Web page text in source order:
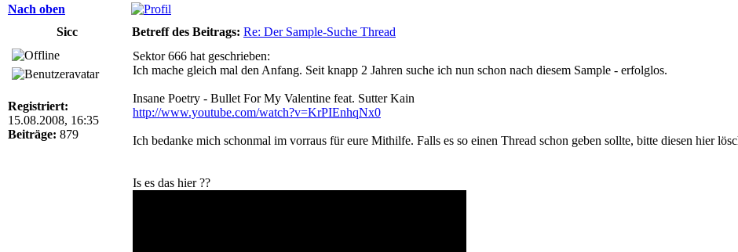
Nach oben
Sicc
Betreff des Beitrags: Re: Der Sample-Suche Thread
Registriert:
15.08.2008, 16:35
Beiträge: 879
Sektor 666 hat geschrieben:
Ich mache gleich mal den Anfang. Seit knapp 2 Jahren suche ich nun schon nach diesem Sample - erfolglos.
Insane Poetry - Bullet For My Valentine feat. Sutter Kain
http://www.youtube.com/watch?v=KrPIEnhqNx0
Ich bedanke mich schonmal im vorraus für eure Mithilfe. Falls es so einen Thread schon geben sollte, bitte diesen hier
Is es das hier ??